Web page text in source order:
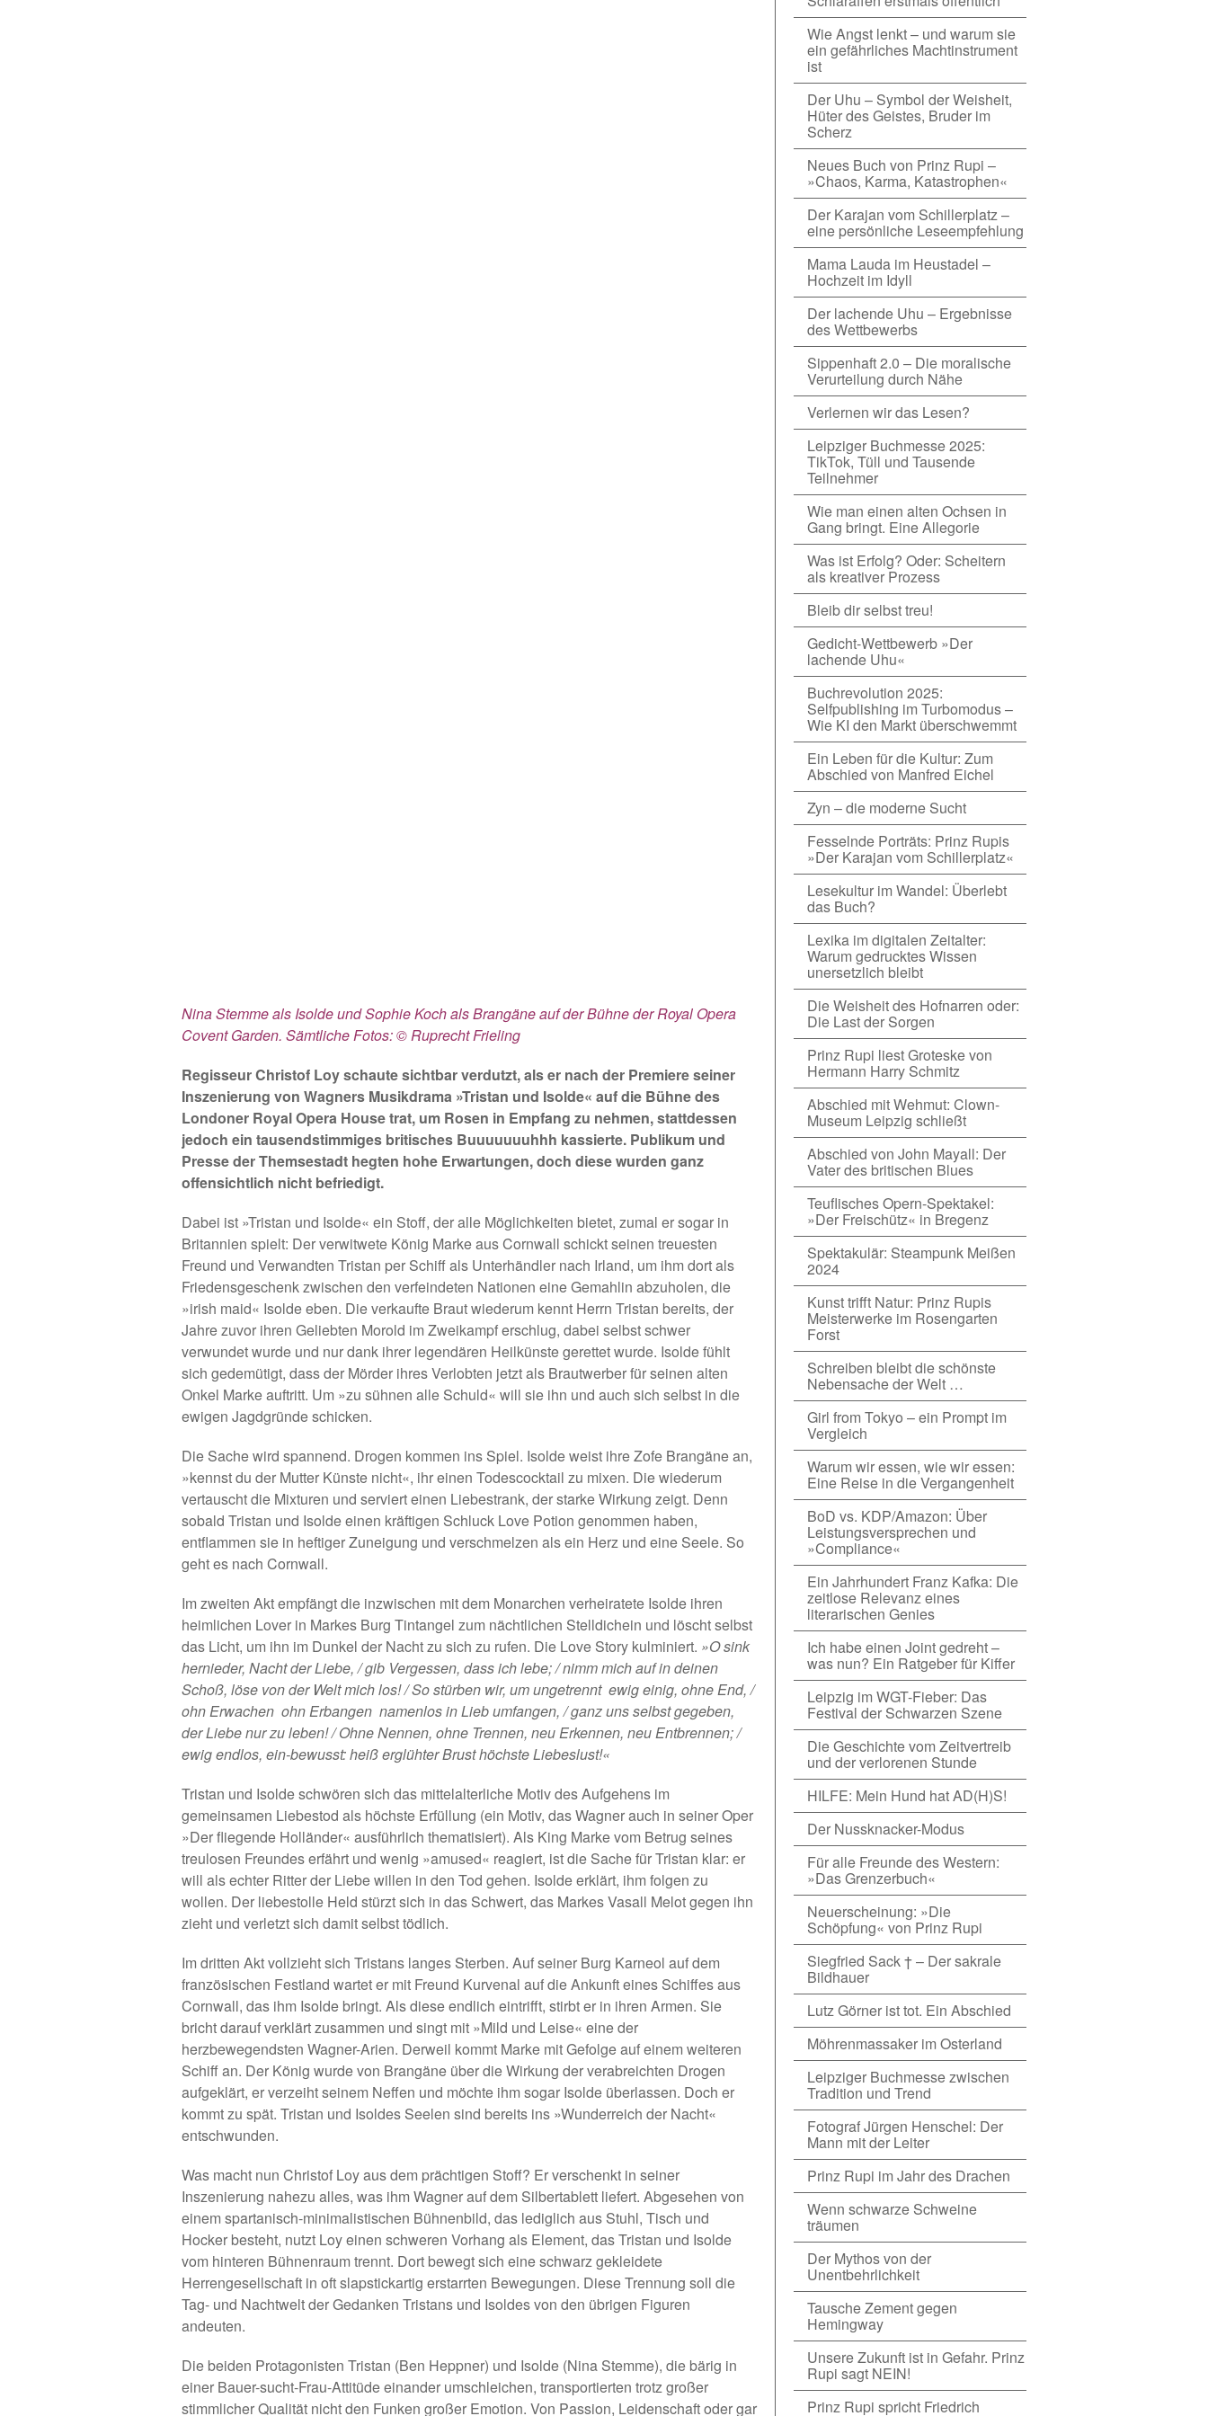
Nina Stemme als Isolde und Sophie Koch als Brangäne auf der Bühne der Royal Opera
Covent Garden. Sämtliche Fotos: © Ruprecht Frieling
Regisseur Christof Loy schaute sichtbar verdutzt, als er nach der Premiere seiner
Inszenierung von Wagners Musikdrama »Tristan und Isolde« auf die Bühne des
Londoner Royal Opera House trat, um Rosen in Empfang zu nehmen, stattdessen
jedoch ein tausendstimmiges britisches Buuuuuuuhhh kassierte. Publikum und
Presse der Themsestadt hegten hohe Erwartungen, doch diese wurden ganz
offensichtlich nicht befriedigt.
Dabei ist »Tristan und Isolde« ein Stoff, der alle Möglichkeiten bietet, zumal er sogar in
Britannien spielt: Der verwitwete König Marke aus Cornwall schickt seinen treuesten
Freund und Verwandten Tristan per Schiff als Unterhändler nach Irland, um ihm dort als
Friedensgeschenk zwischen den verfeindeten Nationen eine Gemahlin abzuholen, die
»irish maid« Isolde eben. Die verkaufte Braut wiederum kennt Herrn Tristan bereits, der
Jahre zuvor ihren Geliebten Morold im Zweikampf erschlug, dabei selbst schwer
verwundet wurde und nur dank ihrer legendären Heilkünste gerettet wurde. Isolde fühlt
sich gedemütigt, dass der Mörder ihres Verlobten jetzt als Brautwerber für seinen alten
Onkel Marke auftritt. Um »zu sühnen alle Schuld« will sie ihn und auch sich selbst in die
ewigen Jagdgründe schicken.
Die Sache wird spannend. Drogen kommen ins Spiel. Isolde weist ihre Zofe Brangäne an,
»kennst du der Mutter Künste nicht«, ihr einen Todescocktail zu mixen. Die wiederum
vertauscht die Mixturen und serviert einen Liebestrank, der starke Wirkung zeigt. Denn
sobald Tristan und Isolde einen kräftigen Schluck Love Potion genommen haben,
entflammen sie in heftiger Zuneigung und verschmelzen als ein Herz und eine Seele. So
geht es nach Cornwall.
Im zweiten Akt empfängt die inzwischen mit dem Monarchen verheiratete Isolde ihren
heimlichen Lover in Markes Burg Tintangel zum nächtlichen Stelldichein und löscht selbst
das Licht, um ihn im Dunkel der Nacht zu sich zu rufen. Die Love Story kulminiert. »O sink
hernieder, Nacht der Liebe, / gib Vergessen, dass ich lebe; / nimm mich auf in deinen
Schoß, löse von der Welt mich los! / So stürben wir, um ungetrennt  ewig einig, ohne End, /
ohn Erwachen  ohn Erbangen  namenlos in Lieb umfangen, / ganz uns selbst gegeben,
der Liebe nur zu leben! / Ohne Nennen, ohne Trennen, neu Erkennen, neu Entbrennen; /
ewig endlos, ein-bewusst: heiß erglühter Brust höchste Liebeslust!«
Tristan und Isolde schwören sich das mittelalterliche Motiv des Aufgehens im
gemeinsamen Liebestod als höchste Erfüllung (ein Motiv, das Wagner auch in seiner Oper
»Der fliegende Holländer« ausführlich thematisiert). Als King Marke vom Betrug seines
treulosen Freundes erfährt und wenig »amused« reagiert, ist die Sache für Tristan klar: er
will als echter Ritter der Liebe willen in den Tod gehen. Isolde erklärt, ihm folgen zu
wollen. Der liebestolle Held stürzt sich in das Schwert, das Markes Vasall Melot gegen ihn
zieht und verletzt sich damit selbst tödlich.
Im dritten Akt vollzieht sich Tristans langes Sterben. Auf seiner Burg Karneol auf dem
französischen Festland wartet er mit Freund Kurvenal auf die Ankunft eines Schiffes aus
Cornwall, das ihm Isolde bringt. Als diese endlich eintrifft, stirbt er in ihren Armen. Sie
bricht darauf verklärt zusammen und singt mit »Mild und Leise« eine der
herzbewegendsten Wagner-Arien. Derweil kommt Marke mit Gefolge auf einem weiteren
Schiff an. Der König wurde von Brangäne über die Wirkung der verabreichten Drogen
aufgeklärt, er verzeiht seinem Neffen und möchte ihm sogar Isolde überlassen. Doch er
kommt zu spät. Tristan und Isoldes Seelen sind bereits ins »Wunderreich der Nacht«
entschwunden.
Was macht nun Christof Loy aus dem prächtigen Stoff? Er verschenkt in seiner
Inszenierung nahezu alles, was ihm Wagner auf dem Silbertablett liefert. Abgesehen von
einem spartanisch-minimalistischen Bühnenbild, das lediglich aus Stuhl, Tisch und
Hocker besteht, nutzt Loy einen schweren Vorhang als Element, das Tristan und Isolde
vom hinteren Bühnenraum trennt. Dort bewegt sich eine schwarz gekleidete
Herrengesellschaft in oft slapstickartig erstarrten Bewegungen. Diese Trennung soll die
Tag- und Nachtwelt der Gedanken Tristans und Isoldes von den übrigen Figuren
andeuten.
Die beiden Protagonisten Tristan (Ben Heppner) und Isolde (Nina Stemme), die bärig in
einer Bauer-sucht-Frau-Attitüde einander umschleichen, transportierten trotz großer
stimmlicher Qualität nicht den Funken großer Emotion. Von Passion, Leidenschaft oder gar
Wie Angst lenkt – und warum sie
ein gefährliches Machtinstrument
ist
Der Uhu – Symbol der Weisheit,
Hüter des Geistes, Bruder im
Scherz
Neues Buch von Prinz Rupi –
»Chaos, Karma, Katastrophen«
Der Karajan vom Schillerplatz –
eine persönliche Leseempfehlung
Mama Lauda im Heustadel –
Hochzeit im Idyll
Der lachende Uhu – Ergebnisse
des Wettbewerbs
Sippenhaft 2.0 – Die moralische
Verurteilung durch Nähe
Verlernen wir das Lesen?
Leipziger Buchmesse 2025:
TikTok, Tüll und Tausende
Teilnehmer
Wie man einen alten Ochsen in
Gang bringt. Eine Allegorie
Was ist Erfolg? Oder: Scheitern
als kreativer Prozess
Bleib dir selbst treu!
Gedicht-Wettbewerb »Der
lachende Uhu«
Buchrevolution 2025:
Selfpublishing im Turbomodus –
Wie KI den Markt überschwemmt
Ein Leben für die Kultur: Zum
Abschied von Manfred Eichel
Zyn – die moderne Sucht
Fesselnde Porträts: Prinz Rupis
»Der Karajan vom Schillerplatz«
Lesekultur im Wandel: Überlebt
das Buch?
Lexika im digitalen Zeitalter:
Warum gedrucktes Wissen
unersetzlich bleibt
Die Weisheit des Hofnarren oder:
Die Last der Sorgen
Prinz Rupi liest Groteske von
Hermann Harry Schmitz
Abschied mit Wehmut: Clown-
Museum Leipzig schließt
Abschied von John Mayall: Der
Vater des britischen Blues
Teuflisches Opern-Spektakel:
»Der Freischütz« in Bregenz
Spektakulär: Steampunk Meißen
2024
Kunst trifft Natur: Prinz Rupis
Meisterwerke im Rosengarten
Forst
Schreiben bleibt die schönste
Nebensache der Welt …
Girl from Tokyo – ein Prompt im
Vergleich
Warum wir essen, wie wir essen:
Eine Reise in die Vergangenheit
BoD vs. KDP/Amazon: Über
Leistungsversprechen und
»Compliance«
Ein Jahrhundert Franz Kafka: Die
zeitlose Relevanz eines
literarischen Genies
Ich habe einen Joint gedreht –
was nun? Ein Ratgeber für Kiffer
Leipzig im WGT-Fieber: Das
Festival der Schwarzen Szene
Die Geschichte vom Zeitvertreib
und der verlorenen Stunde
HILFE: Mein Hund hat AD(H)S!
Der Nussknacker-Modus
Für alle Freunde des Western:
»Das Grenzerbuch«
Neuerscheinung: »Die
Schöpfung« von Prinz Rupi
Siegfried Sack † – Der sakrale
Bildhauer
Lutz Görner ist tot. Ein Abschied
Möhrenmassaker im Osterland
Leipziger Buchmesse zwischen
Tradition und Trend
Fotograf Jürgen Henschel: Der
Mann mit der Leiter
Prinz Rupi im Jahr des Drachen
Wenn schwarze Schweine
träumen
Der Mythos von der
Unentbehrlichkeit
Tausche Zement gegen
Hemingway
Unsere Zukunft ist in Gefahr. Prinz
Rupi sagt NEIN!
Prinz Rupi spricht Friedrich